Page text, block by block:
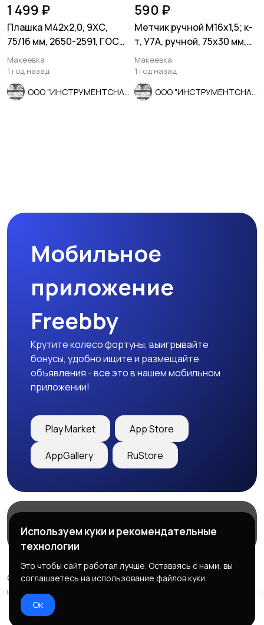
1 499 ₽
Плашка М42х2,0, 9ХС,
75/16 мм, 2650-2591, ГОСТ
7740-71, СССР.
Макеевка
1 год назад
590 ₽
Метчик ручной М16х1,5; к-
т, У7А, ручной, 75х30 мм,
мелкий шаг, СССР.
Макеевка
1 год назад
Мобильное
приложение
Freebby
Крутите колесо фортуны, выигрывайте
бонусы, удобно ищите и размещайте
объявления - все это в нашем мобильном
приложении!
Play Market App Store
AppGallery RuStore
Служба поддержки
© 2026 Freebby - Сервис бесплатных объявлений ДНР
и ЛНР
Правила сервиса
Используем куки и рекомендательные
технологии
Это чтобы сайт работал лучше. Оставаясь с нами, вы
соглашаетесь на использование файлов куки.
Ок